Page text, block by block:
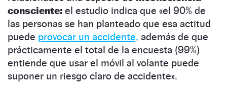
consciente: el estudio indica que «el 90% de
las personas se han planteado que esa actitud
puede provocar un accidente, además de que
prácticamente el total de la encuesta (99%)
entiende que usar el móvil al volante puede
suponer un riesgo claro de accidente».